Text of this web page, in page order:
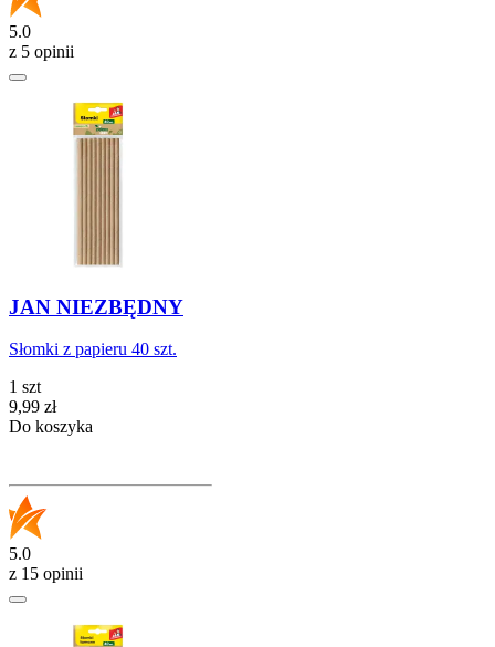
5.0
z 5 opinii
JAN NIEZBĘDNY
Słomki z papieru 40 szt.
1 szt
Cena
9,99 zł
Do koszyka
5.0
z 15 opinii